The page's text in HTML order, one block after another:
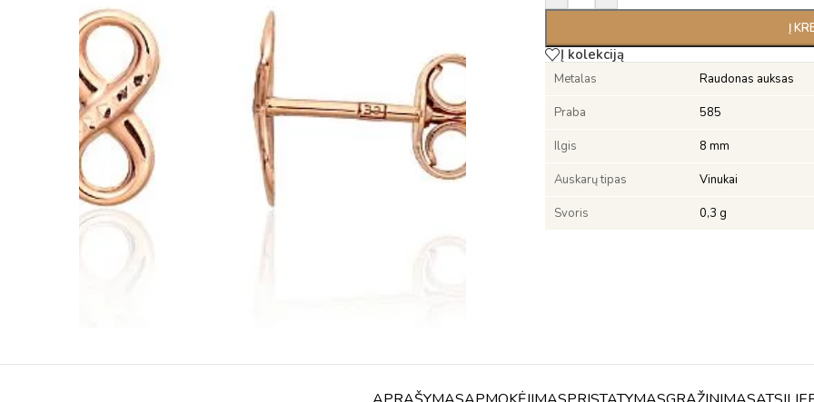
Į
Į kolekciją
Metalas Raudonas auksas
Praba 585
Ilgis 8 mm
Auskarų tipas Vinukai
Svoris 0,3 g